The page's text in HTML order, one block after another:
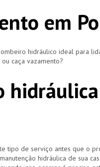
em
hidráulico ideal para
caça vazamento?
tipo de serviço antes que o
hidráulica de sua